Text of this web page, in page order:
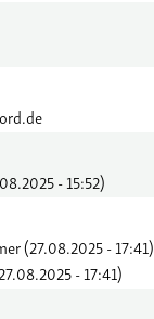
- 15:52)
(27.08.2025 - 17:41)
- 17:41)